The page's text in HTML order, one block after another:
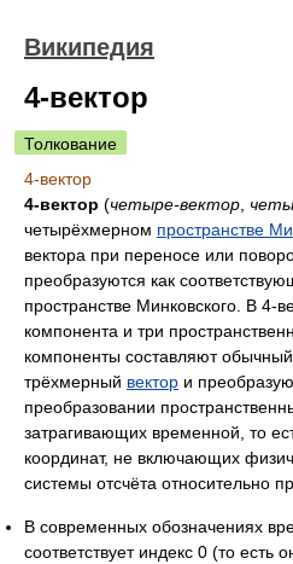
Википедия
4-вектор
Толкование
4-вектор
4-вектор (четыре-вектор
четырёхмерном пространстве
вектора при переносе или
преобразуются как
пространстве Минковского. В 4-
компонента и три
компоненты составляют
трёхмерный вектор и
преобразовании
затрагивающих временной, то
координат, не включающих
системы отсчёта относительно
В современных обозначениях
соответствует индекс 0 (то есть